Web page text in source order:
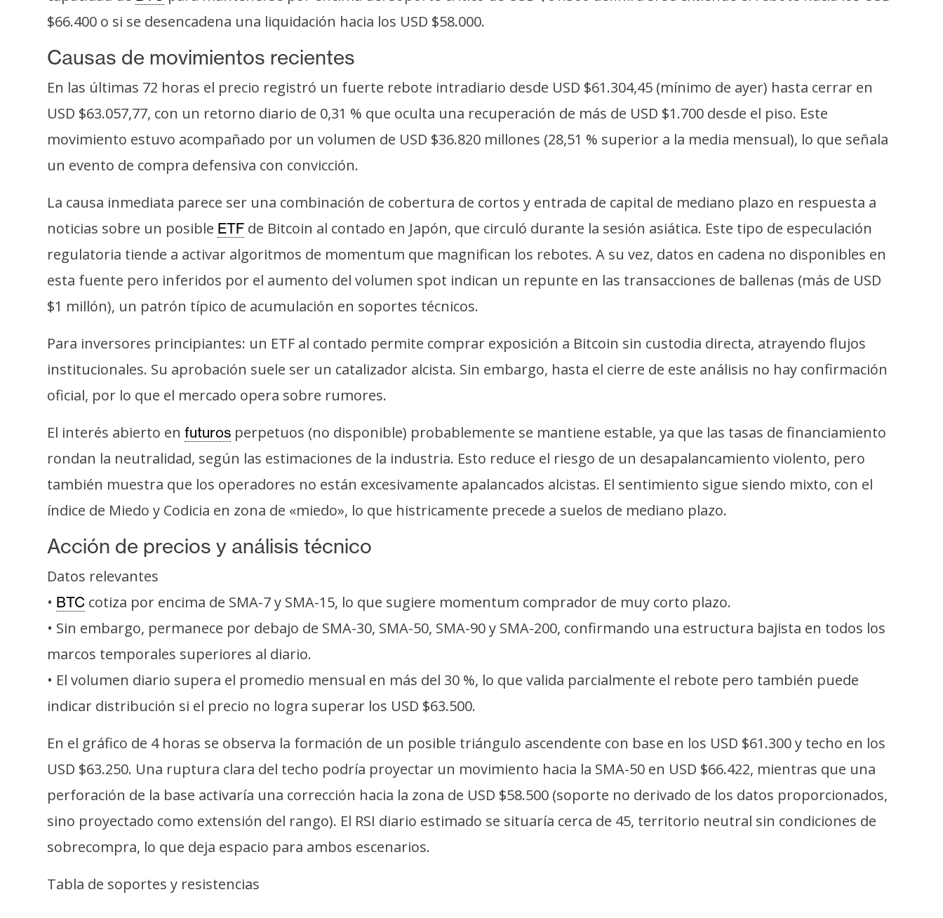
C
o
n
t
a
c
t
y
u
b
l
c
d
a
d
$66.400 o si se desencadena una liquidación hacia los USD $58.000.
Causas de movimientos recientes
En las últimas 72 horas el precio registró un fuerte rebote intradiario desde USD $61.304,45 (mínimo de ayer) hasta cerrar en
USD $63.057,77, con un retorno diario de 0,31 % que oculta una recuperación de más de USD $1.700 desde el piso. Este
movimiento estuvo acompañado por un volumen de USD $36.820 millones (28,51 % superior a la media mensual), lo que señala
un evento de compra defensiva con convicción.
La causa inmediata parece ser una combinación de cobertura de cortos y entrada de capital de mediano plazo en respuesta a
noticias sobre un posible ETF de Bitcoin al contado en Japón, que circuló durante la sesión asiática. Este tipo de especulación
regulatoria tiende a activar algoritmos de momentum que magnifican los rebotes. A su vez, datos en cadena no disponibles en
esta fuente pero inferidos por el aumento del volumen spot indican un repunte en las transacciones de ballenas (más de USD
$1 millón), un patrón típico de acumulación en soportes técnicos.
Para inversores principiantes: un ETF al contado permite comprar exposición a Bitcoin sin custodia directa, atrayendo flujos
institucionales. Su aprobación suele ser un catalizador alcista. Sin embargo, hasta el cierre de este análisis no hay confirmación
oficial, por lo que el mercado opera sobre rumores.
El interés abierto en futuros perpetuos (no disponible) probablemente se mantiene estable, ya que las tasas de financiamiento
rondan la neutralidad, según las estimaciones de la industria. Esto reduce el riesgo de un desapalancamiento violento, pero
también muestra que los operadores no están excesivamente apalancados alcistas. El sentimiento sigue siendo mixto, con el
índice de Miedo y Codicia en zona de «miedo», lo que histricamente precede a suelos de mediano plazo.
Acción de precios y análisis técnico
Datos relevantes
• BTC cotiza por encima de SMA-7 y SMA-15, lo que sugiere momentum comprador de muy corto plazo.
• Sin embargo, permanece por debajo de SMA-30, SMA-50, SMA-90 y SMA-200, confirmando una estructura bajista en todos los
marcos temporales superiores al diario.
• El volumen diario supera el promedio mensual en más del 30 %, lo que valida parcialmente el rebote pero también puede
indicar distribución si el precio no logra superar los USD $63.500.
En el gráfico de 4 horas se observa la formación de un posible triángulo ascendente con base en los USD $61.300 y techo en los
USD $63.250. Una ruptura clara del techo podría proyectar un movimiento hacia la SMA-50 en USD $66.422, mientras que una
perforación de la base activaría una corrección hacia la zona de USD $58.500 (soporte no derivado de los datos proporcionados,
sino proyectado como extensión del rango). El RSI diario estimado se situaría cerca de 45, territorio neutral sin condiciones de
sobrecompra, lo que deja espacio para ambos escenarios.
Tabla de soportes y resistencias